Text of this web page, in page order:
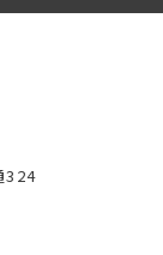
324